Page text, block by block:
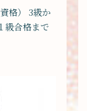
格） 3級か
級合格まで